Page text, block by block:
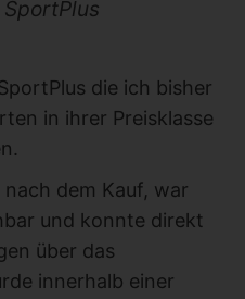
die ich bisher
in ihrer Preisklasse
dem Kauf, war
und konnte direkt
über das
innerhalb einer